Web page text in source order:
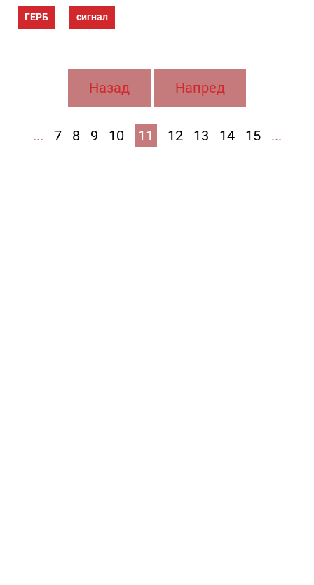
ГЕРБ сигнал
Назад Напред
... 7 8 9 10 11 12 13 14 15 ...